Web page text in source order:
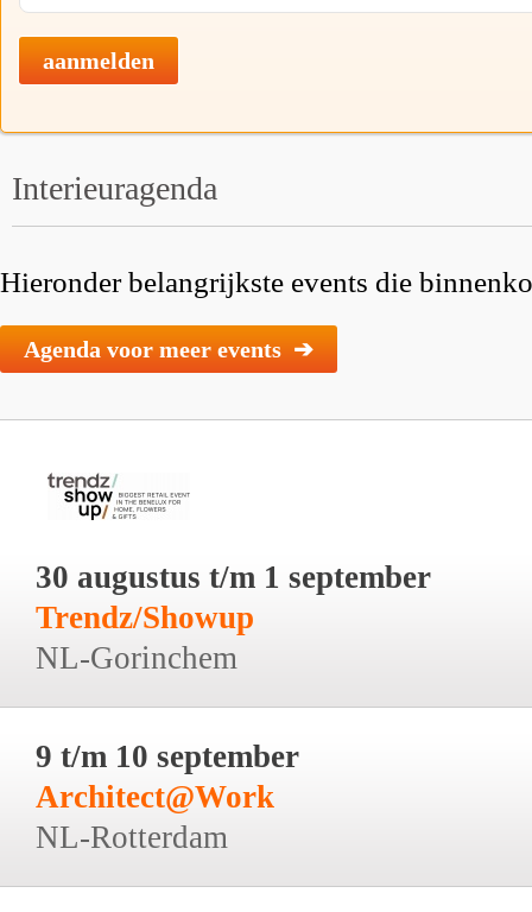
aanmelden
Interieuragenda
Hieronder belangrijkste events die
Agenda voor meer events ➔
30 augustus t/m 1 september
Trendz/Showup
NL-Gorinchem
9 t/m 10 september
Architect@Work
NL-Rotterdam